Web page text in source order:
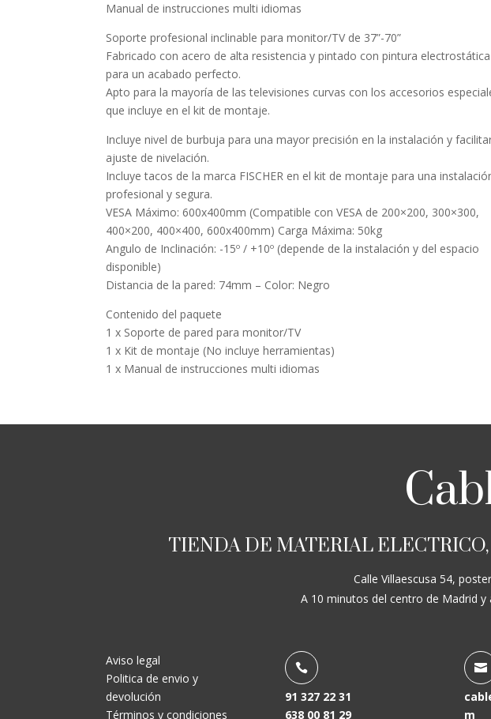
Manual de instrucciones multi idiomas
Soporte profesional inclinable para monitor/TV de 37”-70”
Fabricado con acero de alta resistencia y pintado con pintura electrostática
para un acabado perfecto.
Apto para la mayoría de las televisiones curvas con los accesorios
que incluye en el kit de montaje.
Incluye nivel de burbuja para una mayor precisión en la instalación y
ajuste de nivelación.
Incluye tacos de la marca FISCHER en el kit de montaje para una
profesional y segura.
VESA Máximo: 600x400mm (Compatible con VESA de 200×200, 300×300,
400×200, 400×400, 600x400mm) Carga Máxima: 50kg
Angulo de Inclinación: -15º / +10º (depende de la instalación y del espacio
disponible)
Distancia de la pared: 74mm – Color: Negro
Contenido del paquete
1 x Soporte de pared para monitor/TV
1 x Kit de montaje (No incluye herramientas)
1 x Manual de instrucciones multi idiomas
TIENDA DE MATERIAL
Calle Villaescusa 54,
A 10 minutos del centro de Madrid
Aviso legal
Politica de envio y
devolución
Términos y condiciones

91 327 22 31
638 00 81 29

m